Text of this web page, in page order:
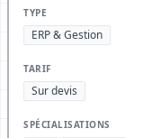
TYPE
ERP & Gestion
TARIF
Sur devis
SPÉCIALISATIONS